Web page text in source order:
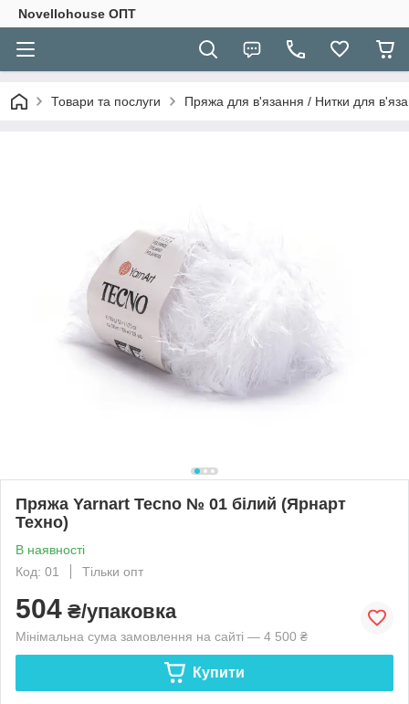
Novellohouse ОПТ
Товари та послуги Пряжа для в'язання / Нитки для
Пряжа Yarnart Tecno № 01 білий (Ярнарт
Техно)
В наявності
Код: 01
Тільки опт
504 ₴/упаковка
Мінімальна сума замовлення на сайті — 4 500 ₴
Купити